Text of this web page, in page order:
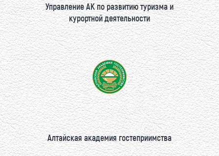
Управление АК по развитию туризма и
курортной деятельности
Алтайская академия гостеприимства